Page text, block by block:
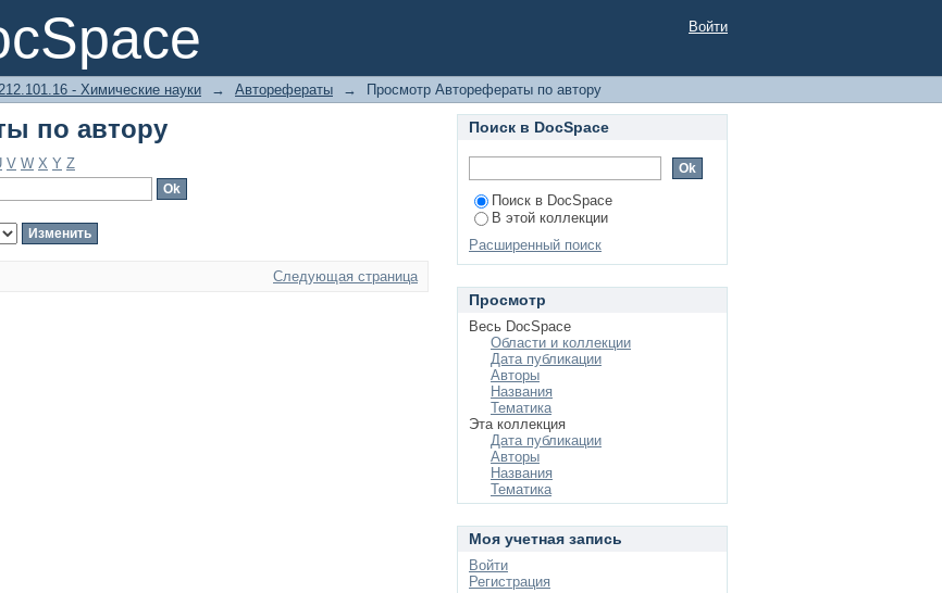
по автору Войти
- Химические науки → Авторефераты → Просмотр Авторефераты по автору
по автору
V W X Y Z
Следующая страница
Поиск в DocSpace
Поиск в DocSpace
В этой коллекции
Расширенный поиск
Просмотр
Весь DocSpace
Области и коллекции
Дата публикации
Авторы
Названия
Тематика
Эта коллекция
Дата публикации
Авторы
Названия
Тематика
Моя учетная запись
Войти
Регистрация